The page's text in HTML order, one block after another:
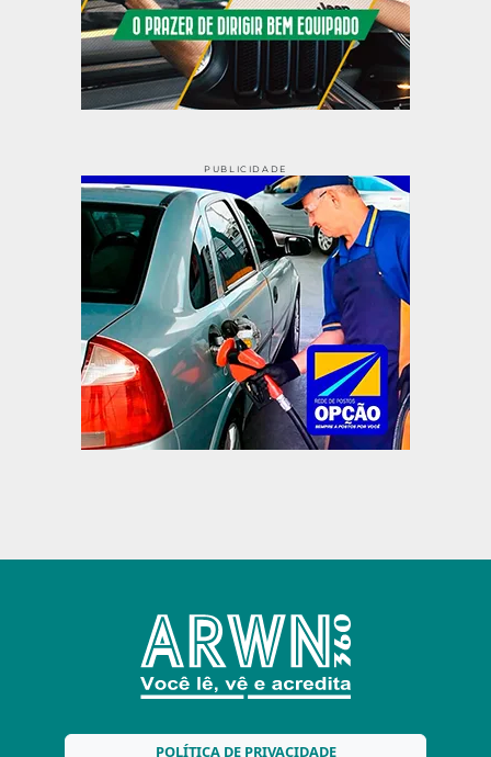
PUBLICIDADE
POLÍTICA DE PRIVACIDADE